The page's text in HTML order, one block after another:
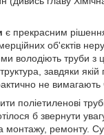
є прекрасним
об'єктів
володіють труби з
завдяки якій
не
поліетиленові
б звернути
монтажу, ремонту.